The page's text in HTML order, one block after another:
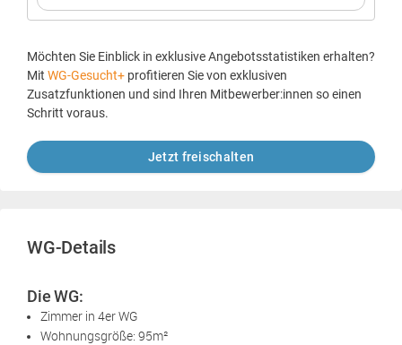
Möchten Sie Einblick in exklusive Angebotsstatistiken erhalten?
Mit WG-Gesucht+ profitieren Sie von exklusiven
Zusatzfunktionen und sind Ihren Mitbewerber:innen so einen
Schritt voraus.
Jetzt freischalten
WG-Details
Die WG:
Zimmer in 4er WG
Wohnungsgröße: 95m²